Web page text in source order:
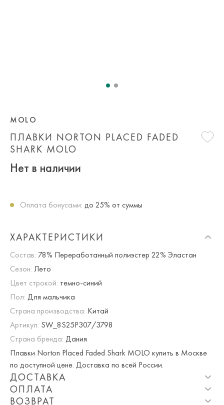
ПЛАВКИ NORTON PLACED FADED
SHARK MOLO
MOLO
Нет в наличии
Оплата бонусами: до 25% от суммы
ХАРАКТЕРИСТИКИ
Состав: 78% Переработанный полиэстер 22% Эластан
Сезон: Лето
Цвет строкой: темно-синий
Пол: Для мальчика
Страна производства: Китай
Артикул: SW_8S25P307/3798
Страна бренда: Дания
Плавки Norton Placed Faded Shark MOLO купить в Москве
по доступной цене. Доставка по всей России.
ДОСТАВКА
Опция частичная доставка и примерка доступна для
ОПЛАТА
ВОЗВРАТ